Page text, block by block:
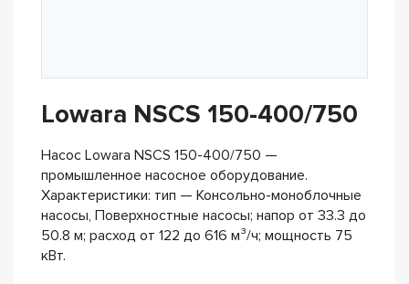
Lowara NSCS 150-400/750
Насос Lowara NSCS 150-400/750 —
промышленное насосное оборудование.
Характеристики: тип — Консольно-моноблочные
насосы, Поверхностные насосы; напор от 33.3 до
50.8 м; расход от 122 до 616 м³/ч; мощность 75
кВт.